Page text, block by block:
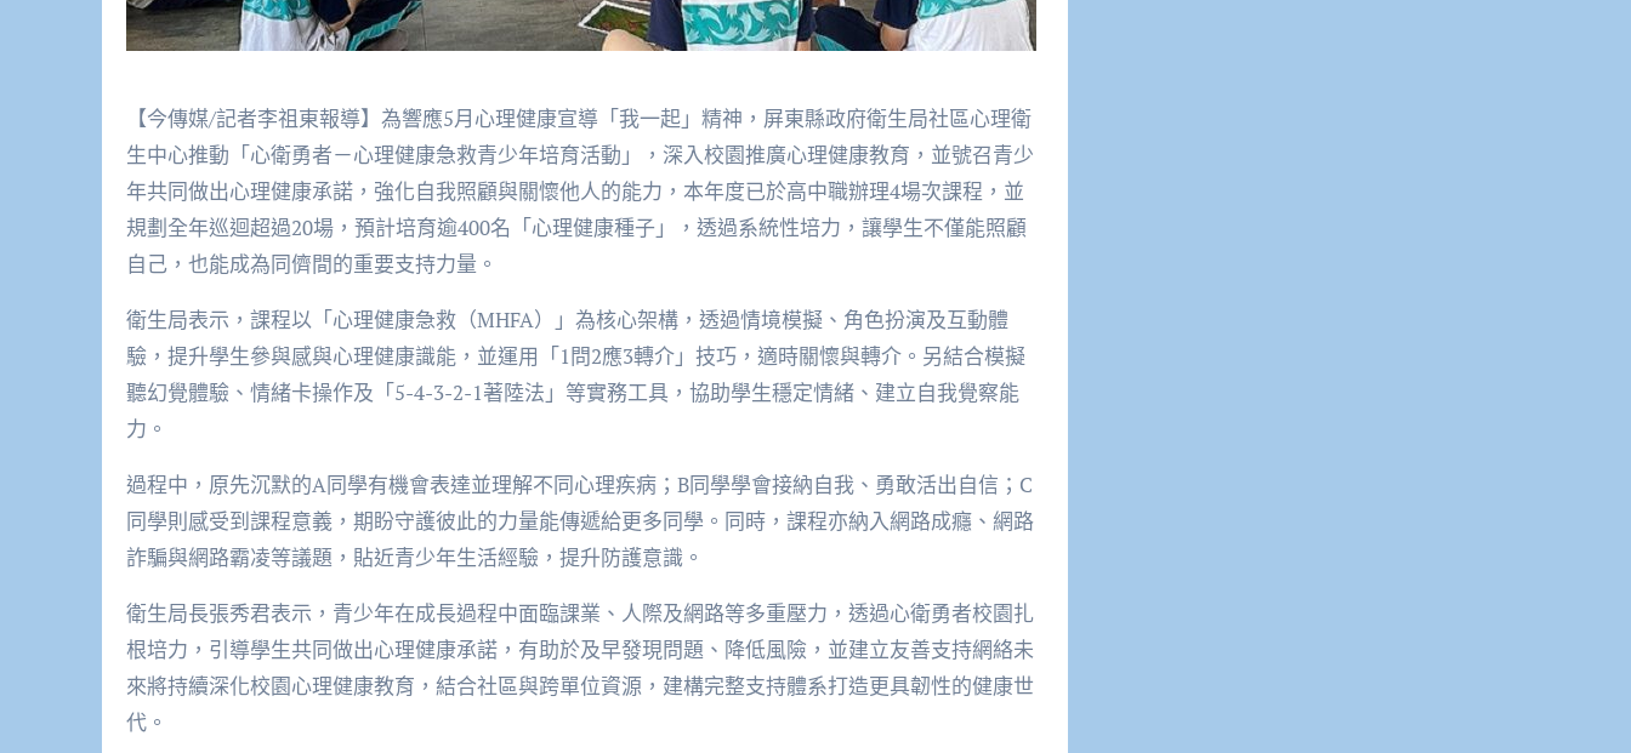
【今傳媒/記者李祖東報導】為響應5月心理健康宣導「我一起」精神，屏東縣政府衛生局社區心理衛
生中心推動「心衛勇者－心理健康急救青少年培育活動」，深入校園推廣心理健康教育，並號召青少
年共同做出心理健康承諾，強化自我照顧與關懷他人的能力，本年度已於高中職辦理4場次課程，並
規劃全年巡迴超過20場，預計培育逾400名「心理健康種子」，透過系統性培力，讓學生不僅能照顧
自己，也能成為同儕間的重要支持力量。
衛生局表示，課程以「心理健康急救（MHFA）」為核心架構，透過情境模擬、角色扮演及互動體
驗，提升學生參與感與心理健康識能，並運用「1問2應3轉介」技巧，適時關懷與轉介。另結合模擬
聽幻覺體驗、情緒卡操作及「5-4-3-2-1著陸法」等實務工具，協助學生穩定情緒、建立自我覺察能
力。
過程中，原先沉默的A同學有機會表達並理解不同心理疾病；B同學學會接納自我、勇敢活出自信；C
同學則感受到課程意義，期盼守護彼此的力量能傳遞給更多同學。同時，課程亦納入網路成癮、網路
詐騙與網路霸凌等議題，貼近青少年生活經驗，提升防護意識。
衛生局長張秀君表示，青少年在成長過程中面臨課業、人際及網路等多重壓力，透過心衛勇者校園扎
根培力，引導學生共同做出心理健康承諾，有助於及早發現問題、降低風險，並建立友善支持網絡未
來將持續深化校園心理健康教育，結合社區與跨單位資源，建構完整支持體系打造更具韌性的健康世
代。